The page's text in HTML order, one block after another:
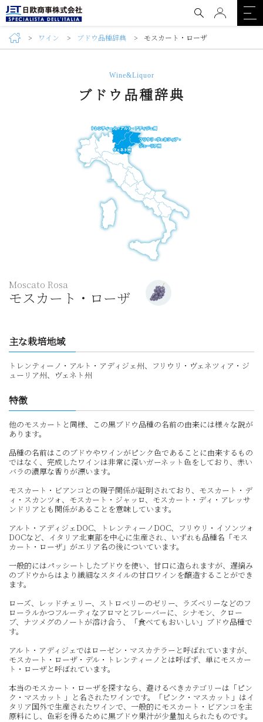
ワイン ブドウ品種辞典 モスカート・ローザ
Wine&Liquor
ブドウ品種辞典
Moscato Rosa
モスカート・ローザ
主な栽培地域
トレンティーノ・アルト・アディジェ州、フリウリ・ヴェネツィア・ジ
ューリア州、ヴェネト州
特徴
他のモスカートと同様、この黒ブドウ品種の名前の由来には様々な説が
あります。
品種の名前はこのブドウやワインがピンク色であることに由来するもの
ではなく、完成したワインは非常に深いガーネット色をしており、赤い
バラの濃厚な香りが漂います。
モスカート・ビアンコとの親子関係が証明されており、モスカート・デ
ィ・スカンツォ、モスカート・ジャッロ、モスカート・ディ・アレッサ
ンドリアとも関係があることを意味しています。
アルト・アディジェDOC、トレンティーノDOC、フリウリ・イソンツォ
DOCなど、イタリア北東部を中心に生産され、いずれも品種名「モス
カート・ローザ」がエリア名の後についています。
一般的にはパッシートしたブドウを使い、甘口に造られますが、遅摘み
のブドウからはより繊細なスタイルの甘口ワインを醸造することができ
ます。
ローズ、レッドチェリー、ストロベリーのゼリー、ラズベリーなどのフ
ローラルかつフルーティなアロマとフレーバーに、シナモン、クロー
ブ、ナツメグのノートが溶け合う、「食べてもおいしい」ブドウ品種で
す。
アルト・アディジェではローゼン・マスカテラーと呼ばれていますが、
モスカート・ローザ・デル・トレンティーノとは呼ばず、単にモスカー
ト・ローザと呼ばれています。
本当のモスカート・ローザを探すなら、避けるべきカテゴリーは「ピン
ク・マスカット 」と名されたワインです。「ピンク・マスカット」はイ
タリア国外で生産されたワインで、一般的にモスカート・ビアンコを主
原料にし、色彩を得るために黒ブドウ果汁が少量加えられたものです。